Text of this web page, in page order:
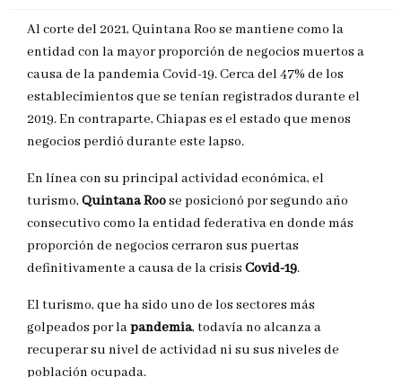
Al corte del 2021, Quintana Roo se mantiene como la
entidad con la mayor proporción de negocios muertos a
causa de la pandemia Covid-19. Cerca del 47% de los
establecimientos que se tenían registrados durante el
2019. En contraparte, Chiapas es el estado que menos
negocios perdió durante este lapso.
En línea con su principal actividad económica, el
turismo, Quintana Roose posicionó por segundo año
consecutivo como la entidad federativa en donde más
proporción de negocios cerraron sus puertas
definitivamente a causa de la crisis Covid-19.
El turismo, que ha sido uno de los sectores más
golpeados por lapandemia, todavía no alcanza a
recuperar su nivel de actividad ni su sus niveles de
población ocupada.